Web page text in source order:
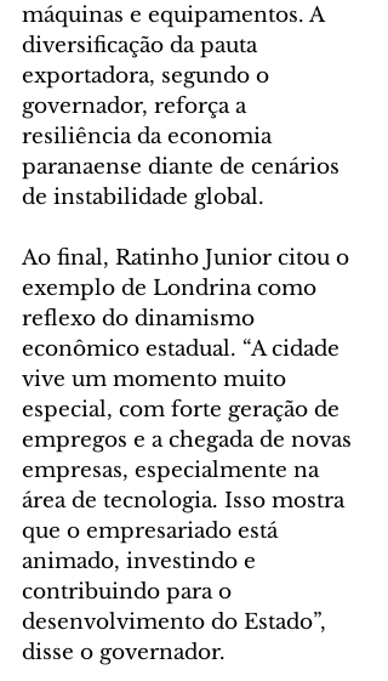
máquinas e equipamentos. A
diversificação da pauta
exportadora, segundo o
governador, reforça a
resiliência da economia
paranaense diante de cenários
de instabilidade global.
Ao final, Ratinho Junior citou o
exemplo de Londrina como
reflexo do dinamismo
econômico estadual. “A cidade
vive um momento muito
especial, com forte geração de
empregos e a chegada de novas
empresas, especialmente na
área de tecnologia. Isso mostra
que o empresariado está
animado, investindo e
contribuindo para o
desenvolvimento do Estado”,
disse o governador.